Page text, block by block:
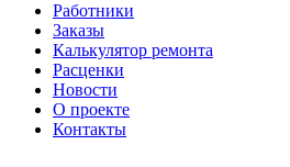
Работники
Заказы
Калькулятор ремонта
Расценки
Новости
О проекте
Контакты